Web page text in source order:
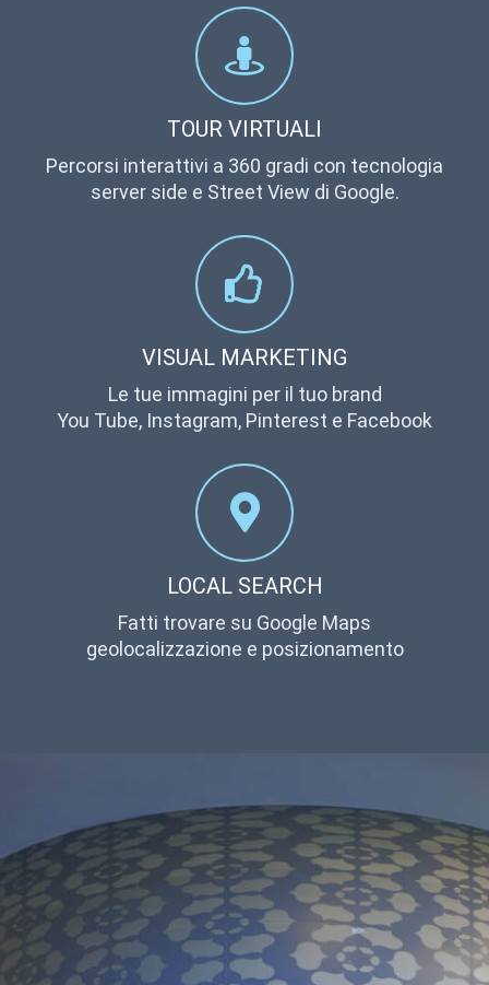
TOUR VIRTUALI
Percorsi interattivi a 360 gradi con tecnologia
server side e Street View di Google.
VISUAL MARKETING
Le tue immagini per il tuo brand
You Tube, Instagram, Pinterest e Facebook
LOCAL SEARCH
Fatti trovare su Google Maps
geolocalizzazione e posizionamento